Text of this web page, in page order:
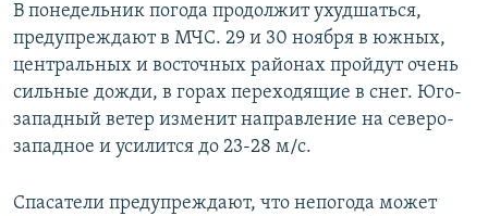
В понедельник погода продолжит ухудшаться,
предупреждают в МЧС. 29 и 30 ноября в южных,
центральных и восточных районах пройдут очень
сильные дожди, в горах переходящие в снег. Юго-
западный ветер изменит направление на северо-
западное и усилится до 23-28 м/с.
Спасатели предупреждают, что непогода может